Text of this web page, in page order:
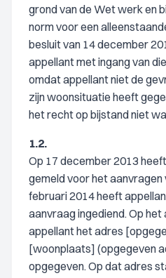
grond van de Wet werk en
norm voor een
besluit van 14 december
appellant met ingang van
omdat appellant niet de
zijn woonsituatie heeft
het recht op bijstand niet
1.2.
Op 17 december 2013
gemeld voor het aanvragen
februari 2014 heeft
aanvraag ingediend. Op
appellant het adres
[woonplaats] (opgegeven
opgegeven. Op dat adres